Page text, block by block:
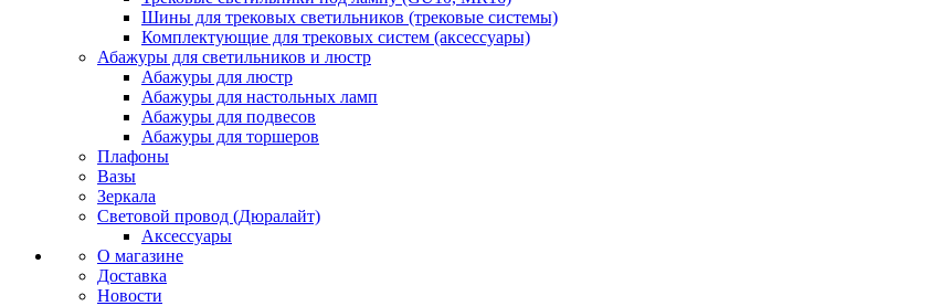
Шины для трековых светильников (трековые системы)
Комплектующие для трековых систем (аксессуары)
Абажуры для светильников и люстр
Абажуры для люстр
Абажуры для настольных ламп
Абажуры для подвесов
Абажуры для торшеров
Плафоны
Вазы
Зеркала
Световой провод (Дюралайт)
Аксессуары
О магазине
Доставка
Новости